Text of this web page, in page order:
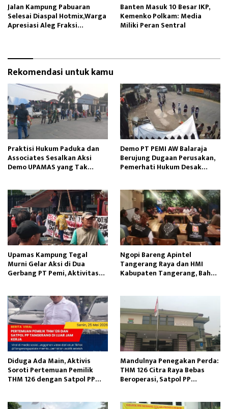
Jalan Kampung Pabuaran
Selesai Diaspal Hotmix,Warga
Apresiasi Aleg Fraksi
Banten Masuk 10 Besar IKP,
Kemenko Polkam: Media
Miliki Peran Sentral
Rekomendasi untuk kamu
Praktisi Hukum Paduka dan
Associates Sesalkan Aksi
Demo UPAMAS yang Tak
Demo PT PEMI AW Balaraja
Berujung Dugaan Perusakan,
Pemerhati Hukum Desak
Upamas Kampung Tegal
Murni Gelar Aksi di Dua
Gerbang PT Pemi, Aktivitas
Ngopi Bareng Apintel
Tangerang Raya dan HMI
Kabupaten Tangerang, Bahas
Diduga Ada Main, Aktivis
Soroti Pertemuan Pemilik
THM 126 dengan Satpol PP
Mandulnya Penegakan Perda:
THM 126 Citra Raya Bebas
Beroperasi, Satpol PP